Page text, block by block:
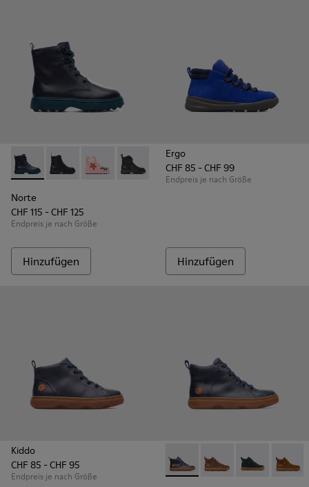
Norte - K900150-001 - Blue
Norte - K900150-021
Norte - K900150-020
Norte - K900150-019
Norte - K900150-018
Norte - K900150-017
Norte -
Norte
CHF 115 - CHF 125
Endpreis je nach Größe
Hinzufügen
Ergo
CHF 85 - CHF 99
Endpreis je nach Größe
Hinzufügen
Kiddo
CHF 85 - CHF 95
Endpreis je nach Größe
Kiddo - K900189-004 -
Kiddo - K900189-028
Kiddo -Kiddo